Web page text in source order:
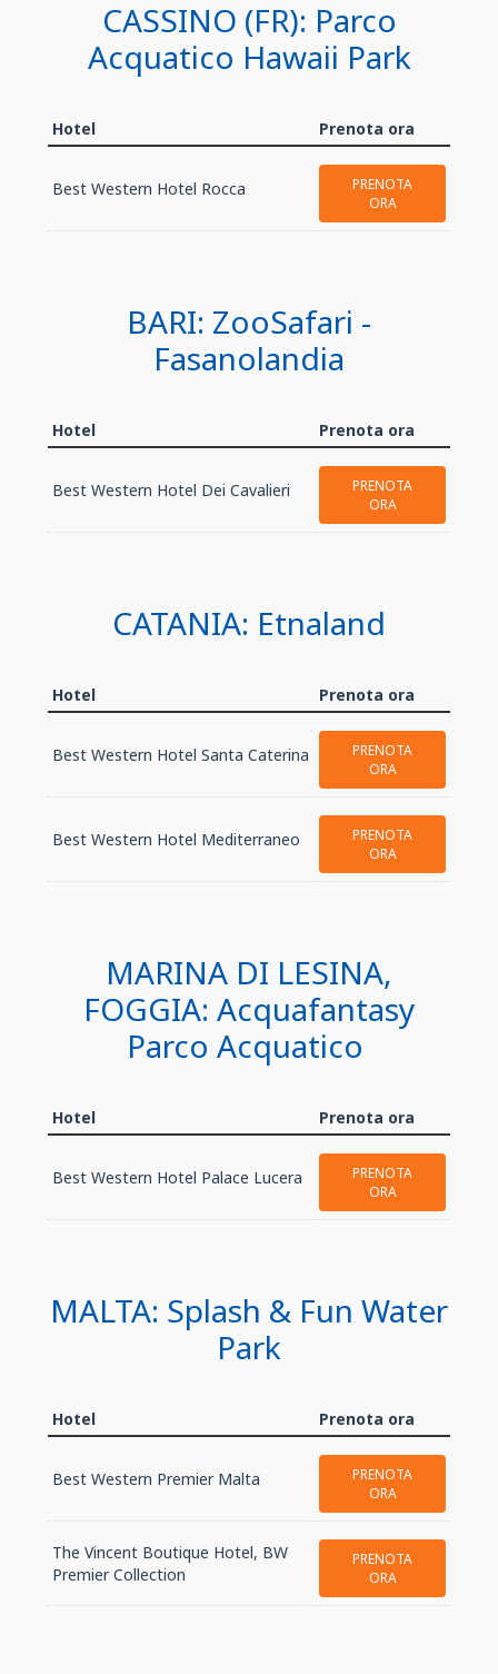
CASSINO (FR): Parco
Acquatico Hawaii Park
Hotel Prenota ora
Best Western Hotel Rocca
PRENOTA
ORA
BARI: ZooSafari -
Fasanolandia
Hotel Prenota ora
Best Western Hotel Dei Cavalieri
PRENOTA
ORA
CATANIA: Etnaland
Hotel Prenota ora
Best Western Hotel Santa Caterina
PRENOTA
ORA
Best Western Hotel Mediterraneo
PRENOTA
ORA
MARINA DI LESINA,
FOGGIA: Acquafantasy
Parco Acquatico
Hotel Prenota ora
Best Western Hotel Palace Lucera
PRENOTA
ORA
MALTA: Splash & Fun Water
Park
Hotel Prenota ora
Best Western Premier Malta
PRENOTA
ORA
The Vincent Boutique Hotel, BW
Premier Collection
PRENOTA
ORA